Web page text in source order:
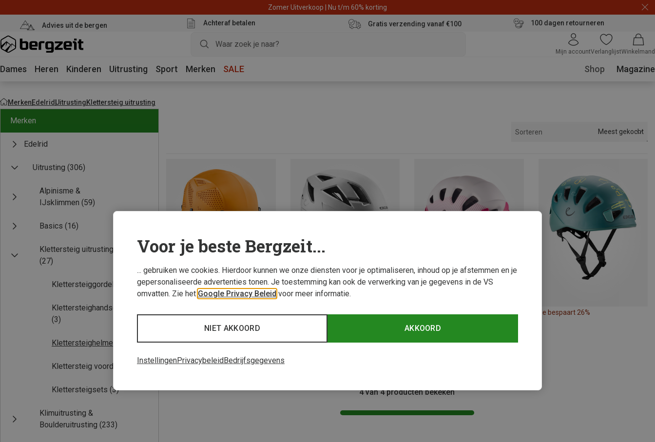
Zomer Uitverkoop | Nu t/m 60% korting
Advies uit de bergen Achteraf betalen Gratis verzending vanaf €100 100 dagen retourneren
Mijn accountVerlanglijstWinkelmand
Dames Heren Kinderen Uitrusting Sport Merken SALE Shop Magazine
MerkenEdelridUitrustingKlettersteig uitrusting
Merken
Edelrid
Uitrusting (306)
Alpinisme &
IJsklimmen (59)
Basics (16)
Klettersteig uitrusting
(27)
Klettersteiggordels
Klettersteighandschoenen
(3)
Klettersteighelmen
Klettersteig voordeelset (2)
Klettersteigsets (3)
Klimuitrusting &
Boulderuitrusting (233)
Sorteren Meest gekocht
+2 Maten
Ultralight III klimhelm
Maten
Zodiac II Klimhelm
Maten
Shield II klimhelm
Je bespaart 26%
4 van 4 producten bekeken
Voor je beste Bergzeit...
... gebruiken we cookies. Hierdoor kunnen we onze diensten voor je optimaliseren, inhoud op je afstemmen en je
gepersonaliseerde advertenties tonen. Je toestemming kan ook de verwerking van je gegevens in de VS
omvatten. Zie het Google Privacy Beleid voor meer informatie.
AKKOORD
NIET AKKOORD
InstellingenPrivacybeleidBedrijfsgegevens